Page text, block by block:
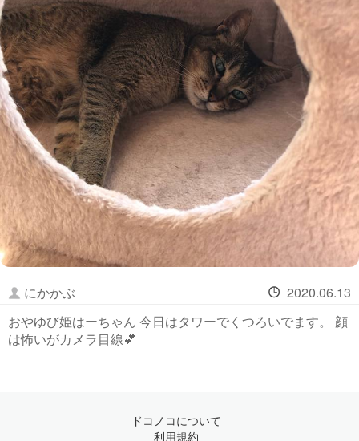
にかかぶ
2020.06.13
おやゆび姫はーちゃん 今日はタワーでくつろいでます。 顔
は怖いがカメラ目線💕
ドコノコについて
利用規約